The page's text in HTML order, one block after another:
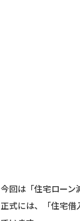
今回は「住宅ローン
正式には、「住宅